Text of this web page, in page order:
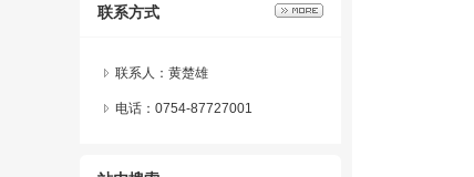
联系方式
联系人：黄楚雄
电话：0754-87727001